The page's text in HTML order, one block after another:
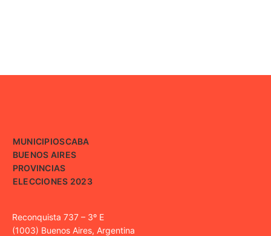
MUNICIPIOSCABA
BUENOS AIRES
PROVINCIAS
ELECCIONES 2023
Reconquista 737 – 3º E
(1003) Buenos Aires, Argentina